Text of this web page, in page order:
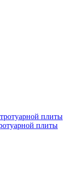
плиты